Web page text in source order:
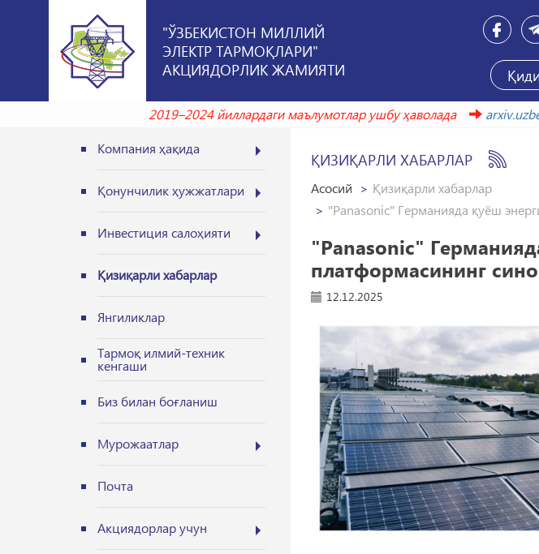
"ЎЗБЕКИСТОН МИЛЛИЙ
ЭЛЕКТР ТАРМОҚЛАРИ"
АКЦИЯДОРЛИК ЖАМИЯТИ
2019–2024 йиллардаги маълумотлар ушбу ҳаволада
Компания ҳақида
Қонунчилик ҳужжатлари
Инвестиция салоҳияти
Қизиқарли хабарлар
Янгиликлар
Тармоқ илмий-техник
кенгаши
Биз билан боғланиш
Мурожаатлар
Почта
Акциядорлар учун
ҚИЗИҚАРЛИ ХАБАРЛАР
Асосий
Қизиқарли хабарлар
"Panasonic" Германияда қуёш
"Panasonic"
платформасининг
12.12.2025